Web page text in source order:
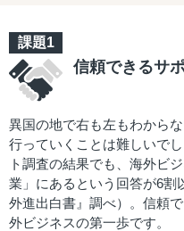
信頼できるサ
異国の地で右も左もわから
行っていくことは難しいで
ト調査の結果でも、海外ビ
業」にあるという回答が6割
外進出白書』調べ）。信頼
外ビジネスの第一歩です。